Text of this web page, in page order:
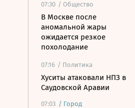
07:30 / Общество
В Москве после
аномальной жары
ожидается резкое
похолодание
07:16 / Политика
Хуситы атаковали НПЗ в
Саудовской Аравии
07:03 / Город